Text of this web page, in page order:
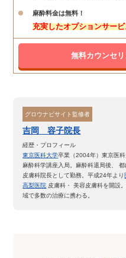
麻酔料金は無料！
充実したオプションサー
無料カウンセ
グロウナビサイト監修者
吉岡 容子院長
経歴・プロフィール
東京医科大学卒業（2004年）東京医科
麻酔科学講座入局。 麻酔科退局後、
皮膚科院長として勤務。平成24年より
高梨医院 皮膚科・ 美容皮膚科を開設
域で多数の治療に携わる。